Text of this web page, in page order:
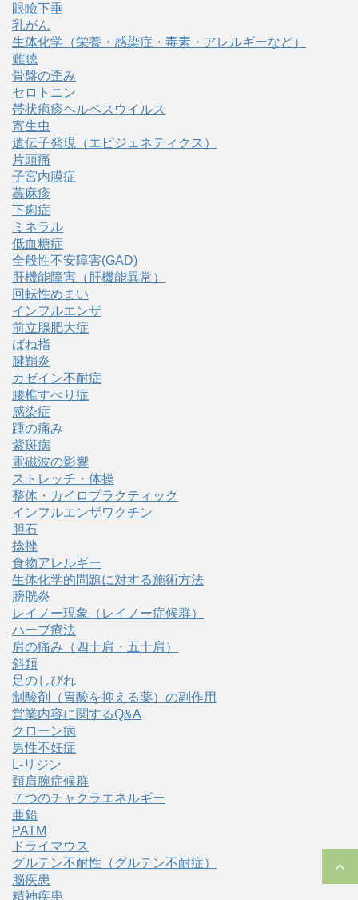
眼瞼下垂
乳がん
生体化学（栄養・感染症・毒素・アレルギーなど）
難聴
骨盤の歪み
セロトニン
帯状疱疹ヘルペスウイルス
寄生虫
遺伝子発現（エピジェネティクス）
片頭痛
子宮内膜症
蕁麻疹
下痢症
ミネラル
低血糖症
全般性不安障害(GAD)
肝機能障害（肝機能異常）
回転性めまい
インフルエンザ
前立腺肥大症
ばね指
腱鞘炎
カゼイン不耐症
腰椎すべり症
感染症
踵の痛み
紫斑病
電磁波の影響
ストレッチ・体操
整体・カイロプラクティック
インフルエンザワクチン
胆石
捻挫
食物アレルギー
生体化学的問題に対する施術方法
膀胱炎
レイノー現象（レイノー症候群）
ハーブ療法
肩の痛み（四十肩・五十肩）
斜頚
足のしびれ
制酸剤（胃酸を抑える薬）の副作用
営業内容に関するQ&A
クローン病
男性不妊症
L-リジン
頚肩腕症候群
７つのチャクラエネルギー
亜鉛
PATM
ドライマウス
グルテン不耐性（グルテン不耐症）
脳疾患
精神疾患